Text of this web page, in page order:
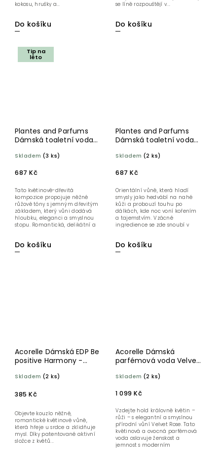
Do košíku
kokosu, hrušky a...
Do košíku
se líně rozpouštějí v...
Tip na
léto
Plantes and Parfums
Dámská toaletní voda
Skladem (3 ks)
687 Kč
Do košíku
Tato květinově-dřevitá
kompozice propojuje něžné
růžové tóny s jemným dřevitým
základem, který vůni dodává
hloubku, eleganci a smyslnou
stopu. Romantická, delikátní a
Plantes and Parfums
Dámská toaletní voda
´Ambre 100 ml
Skladem (2 ks)
687 Kč
Do košíku
Orientální vůně, která hladí
smysly jako hedvábí na nahé
kůži a probouzí touhu po
dálkách, kde noc voní kořením
a tajemstvím. Vzácné
ingredience se zde snoubí v
Acorelle Dámská EDP Be
positive Harmony -
Skladem (2 ks)
385 Kč
Objevte kouzlo něžné,
romantické květinové vůně,
která hřeje u srdce a zklidňuje
mysl. Díky patentované aktivní
složce z květů...
Acorelle Dámská
parfémová voda Velvet
Skladem (2 ks)
1 099 Kč
Vzdejte hold královně květin –
růži – s elegantní a smyslnou
přírodní vůní Velvet Rose. Tato
květinová a ovocná parfémová
voda oslavuje ženskost a
jemnost s moderním